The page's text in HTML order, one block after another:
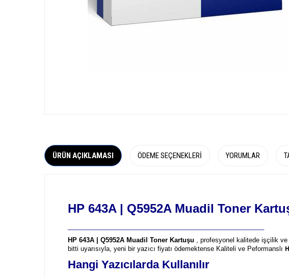
ÜRÜN AÇIKLAMASI ÖDEME SEÇENEKLERI YORUMLAR
HP 643A | Q5952A Muadil Toner
HP 643A | Q5952A Muadil Toner Kartuşu , profesyonel kalitede işçilik
bitti uyarısıyla, yeni bir yazıcı fiyatı ödemektense Kaliteli ve Peformanslı
Hangi Yazıcılarda Kullanılır